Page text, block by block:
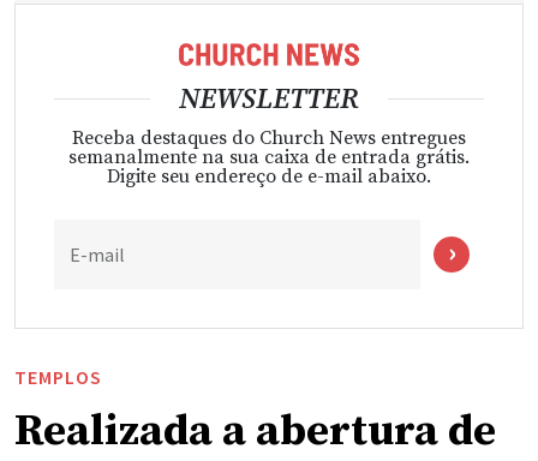
NEWSLETTER
Receba destaques do Church News entregues
semanalmente na sua caixa de entrada grátis.
Digite seu endereço de e-mail abaixo.
E-mail
TEMPLOS
Realizada a abertura de